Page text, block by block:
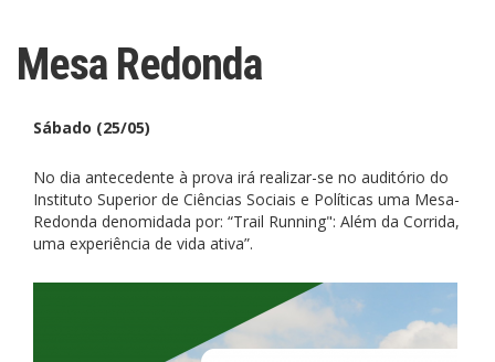
Mesa Redonda
Sábado (25/05)
No dia antecedente à prova irá realizar-se no auditório do
Instituto Superior de Ciências Sociais e Políticas uma Mesa-
Redonda denomidada por: “Trail Running": Além da Corrida,
uma experiência de vida ativa”.